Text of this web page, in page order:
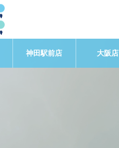
神田駅前店 大阪店